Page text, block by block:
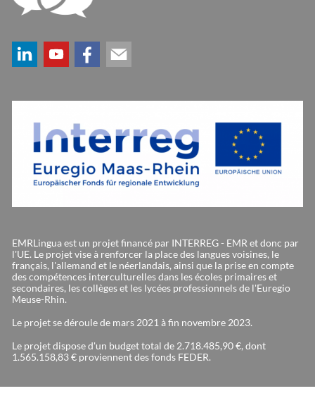
EMRLingua est un projet financé par INTERREG - EMR et donc par
l'UE. Le projet vise à renforcer la place des langues voisines, le
français, l'allemand et le néerlandais, ainsi que la prise en compte
des compétences interculturelles dans les écoles primaires et
secondaires, les collèges et les lycées professionnels de l'Euregio
Meuse-Rhin.
Le projet se déroule de mars 2021 à fin novembre 2023.
Le projet dispose d'un budget total de 2.718.485,90 €, dont
1.565.158,83 € proviennent des fonds FEDER.